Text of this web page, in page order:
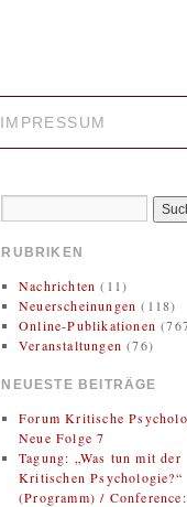
IMPRESSUM
RUBRIKEN
Nachrichten (11)
Neuerscheinungen (118)
Online-Publikationen
Veranstaltungen (76)
NEUESTE BEITRÄGE
Forum Kritische
Neue Folge 7
Tagung: „Was tun mit der
Kritischen Psychologie?“
(Programm) /